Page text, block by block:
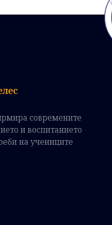
современите
и воспитанието
на учениците